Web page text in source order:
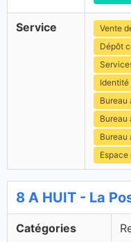
Service
Vente
Dépôt
Identité
Bureau
Bureau
Bureau
8 A HUIT - La
Catégories